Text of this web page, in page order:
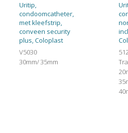
Uritip,
condoomcatheter,
met kleefstrip,
conveen security
plus, Coloplast
V5030
30mm/ 35mm